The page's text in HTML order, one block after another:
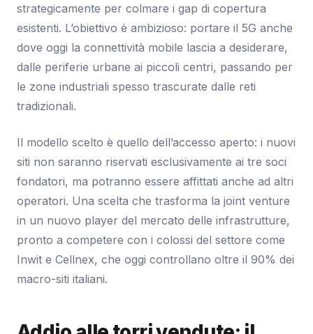
strategicamente per colmare i gap di copertura
esistenti. L’obiettivo è ambizioso: portare il 5G anche
dove oggi la connettività mobile lascia a desiderare,
dalle periferie urbane ai piccoli centri, passando per
le zone industriali spesso trascurate dalle reti
tradizionali.
Il modello scelto è quello dell’accesso aperto: i nuovi
siti non saranno riservati esclusivamente ai tre soci
fondatori, ma potranno essere affittati anche ad altri
operatori. Una scelta che trasforma la joint venture
in un nuovo player del mercato delle infrastrutture,
pronto a competere con i colossi del settore come
Inwit e Cellnex, che oggi controllano oltre il 90% dei
macro-siti italiani.